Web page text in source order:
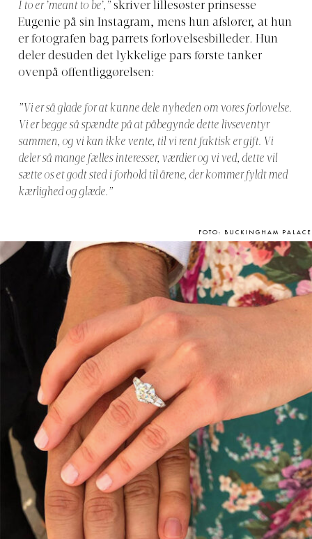
I to er ’meant to be’,” skriver lillesøster prinsesse
Eugenie på sin Instagram, mens hun afslører, at hun
er fotografen bag parrets forlovelsesbilleder. Hun
deler desuden det lykkelige pars første tanker
ovenpå offentliggørelsen:
”Vi er så glade for at kunne dele nyheden om vores forlovelse.
Vi er begge så spændte på at påbegynde dette livseventyr
sammen, og vi kan ikke vente, til vi rent faktisk er gift. Vi
deler så mange fælles interesser, værdier og vi ved, dette vil
sætte os et godt sted i forhold til årene, der kommer fyldt med
kærlighed og glæde.”
FOTO: BUCKINGHAM PALACE